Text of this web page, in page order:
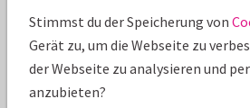
Stimmst du der Speicherung von
Gerät zu, um die Webseite zu
der Webseite zu analysieren und
anzubieten?